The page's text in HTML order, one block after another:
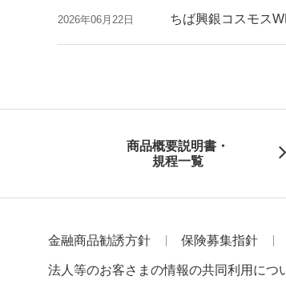
2026年06月22日 ちば興銀コスモス
商品概要説明書・
規程一覧
金融商品勧誘方針 保険募集指針
法人等のお客さまの情報の共同利用につ